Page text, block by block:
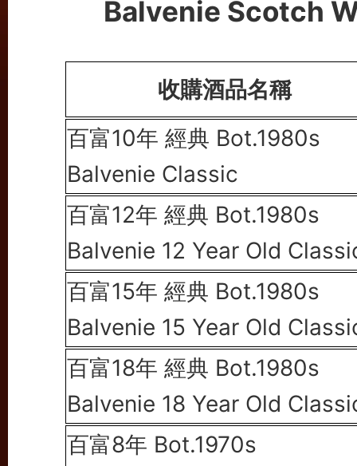
Balvenie Scotch
收購酒品名稱
百富10年 經典 Bot.1980s
Balvenie Classic
百富12年 經典 Bot.1980s
Balvenie 12 Year Old
百富15年 經典 Bot.1980s
Balvenie 15 Year Old
百富18年 經典 Bot.1980s
Balvenie 18 Year Old
百富8年 Bot.1970s